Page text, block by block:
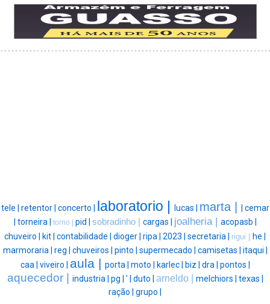
tele | retentor | concerto | laboratorio | lucas | marta |
cemar
torneira | torno | pid | sobradinho | cargas | joalheria | acopasb |
chuveiro |
kit | contabilidade | dioger | ripa | 2023 | secretaria | rigui |
he |
marmoraria | reg | chuveiros | pinto | supermecado | camisetas | itaqui |
caa | viveiro | aula | porta | moto | karlec | biz | dra | pontos |
aquecedor | industria | pg | ' | duto | arneldo | melchiors | texas |
ração | grupo |